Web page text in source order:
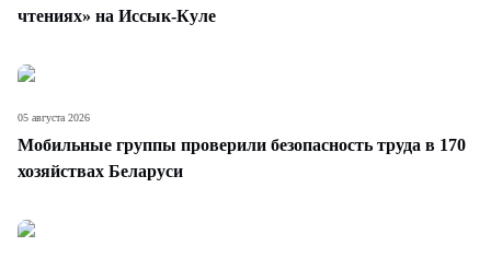
чтениях» на Иссык-Куле
Мобильные группы проверили безопасность труда в 170
хозяйствах Беларуси
05 августа 2026